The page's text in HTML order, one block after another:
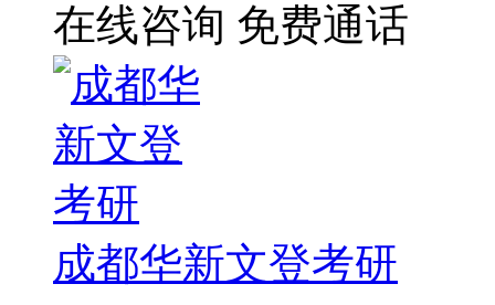
在线咨询 免费通话
成都华新文登考研